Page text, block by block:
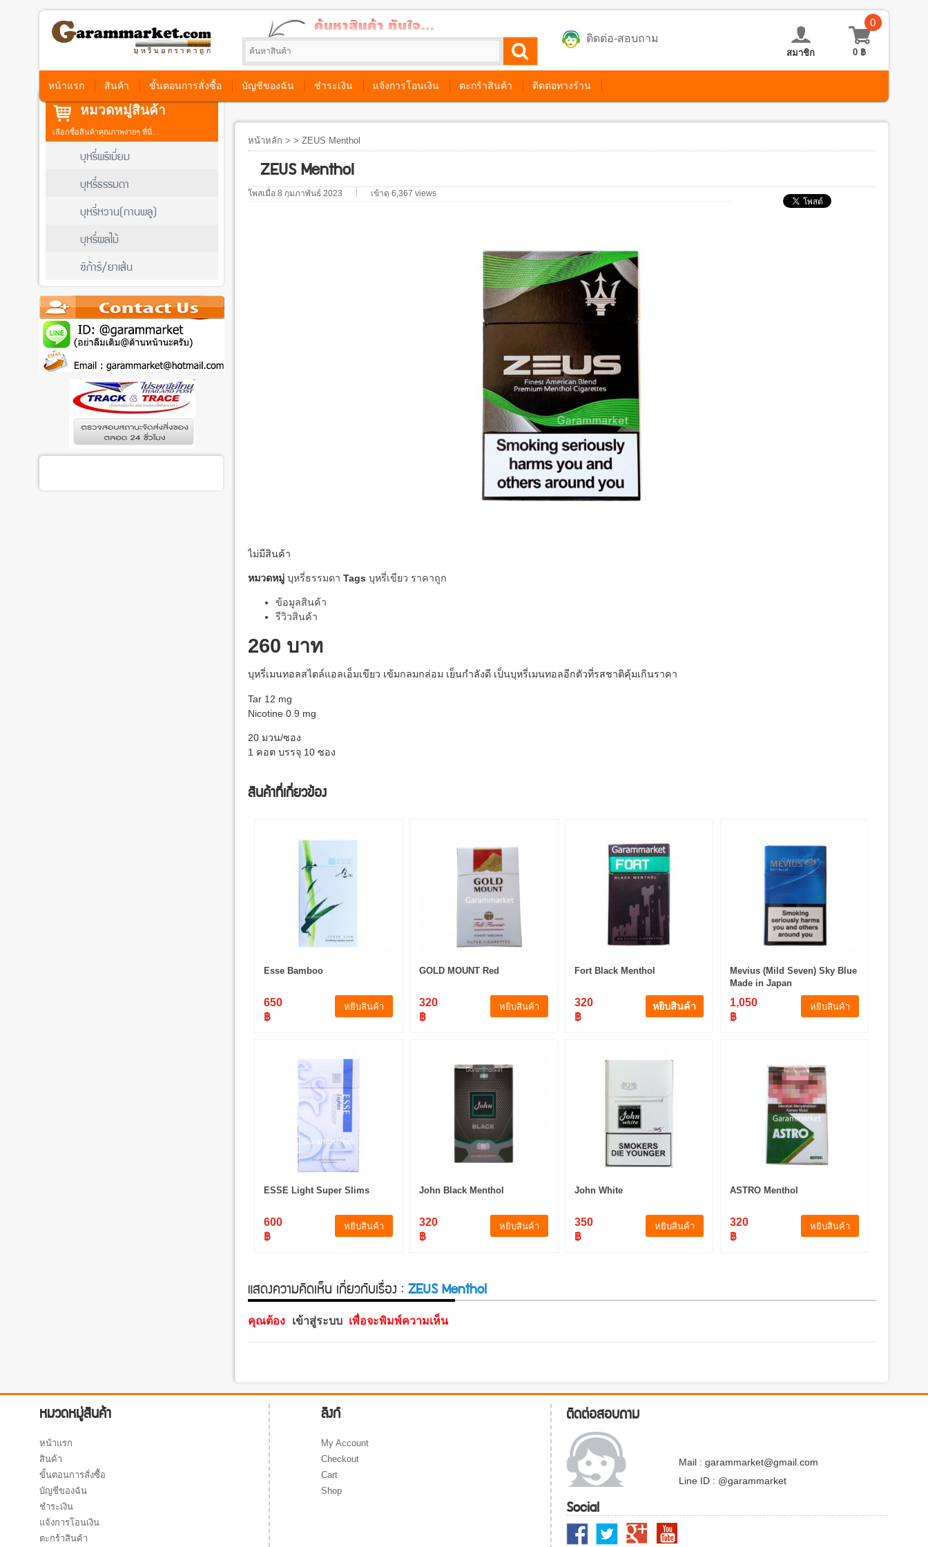
ติดต่อ-สอบถาม
0
0 ฿
สมาชิก
หน้าแรก สินค้า ขั้นตอนการสั่งซื้อ บัญชีของฉัน ชำระเงิน แจ้งการโอนเงิน ตะกร้าสินค้า ติดต่อทางร้าน
หน้าหลัก > > ZEUS Menthol
ZEUS Menthol
โพสเมื่อ 8 กุมภาพันธ์ 2023 เข้าดู 6,367 views
ไม่มีสินค้า
หมวดหมู่ บุหรี่ธรรมดา Tags บุหรี่เขียว ราคาถูก
ข้อมูลสินค้า
รีวิวสินค้า
260 บาท
บุหรี่เมนทอลสไตล์แอลเอ็มเขียว เข้มกลมกล่อม เย็นกำลังดี เป็นบุหรี่เมนทอลอีกตัวที่รสชาติคุ้มเกินราคา
Tar 12 mg
Nicotine 0.9 mg
20 มวน/ซอง
1 คอต บรรจุ 10 ซอง
สินค้าที่เกี่ยวข้อง
Esse Bamboo
650
฿
หยิบสินค้า
GOLD MOUNT Red
320
฿
หยิบสินค้า
Fort Black Menthol
320
฿
หยิบสินค้า
Mevius (Mild Seven) Sky Blue
Made in Japan
1,050
฿
หยิบสินค้า
ESSE Light Super Slims
600
฿
หยิบสินค้า
John Black Menthol
320
฿
หยิบสินค้า
John White
350
฿
หยิบสินค้า
ASTRO Menthol
320
฿
หยิบสินค้า
แสดงความคิดเห็น เกี่ยวกับเรื่อง :ZEUS Menthol
คุณต้อง เข้าสู่ระบบ เพื่อจะพิมพ์ความเห็น
หมวดหมู่สินค้า
เลือกซื้อสินค้าคุณภาพง่ายๆ ที่นี่...
บุหรี่พรีเมี่ยม
บุหรี่ธรรมดา
บุหรี่หวาน(กานพลู)
บุหรี่ผลไม้
ซิก้าร์/ยาเส้น
หมวดหมู่สินค้า
หน้าแรก
สินค้า
ขั้นตอนการสั่งซื้อ
บัญชีของฉัน
ชำระเงิน
แจ้งการโอนเงิน
ตะกร้าสินค้า
ลิงก์
My Account
Checkout
Cart
Shop
ติดต่อสอบถาม
Mail : garammarket@gmail.com
Line ID : @garammarket
Social